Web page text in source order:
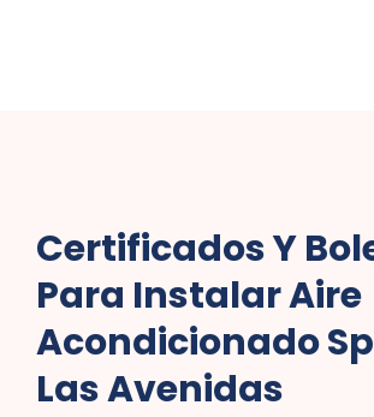
Certificados Y
Para Instalar Aire
Acondicionado
Las Avenidas